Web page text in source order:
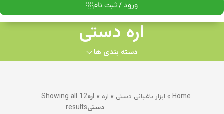
ورود / ثبت نام
اره دستی
دسته بندی ها
Home
» ابزار باغبانی دستی » اره » اره
دستی
Showing all 12
results